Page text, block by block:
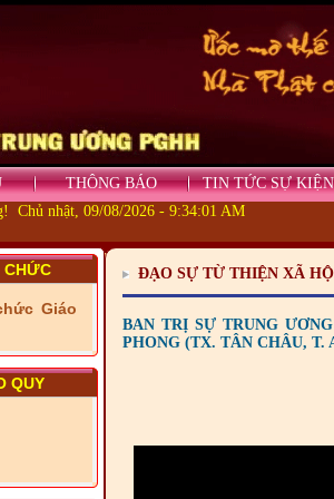
THÔNG BÁO
TIN TỨC SỰ KIỆN
Chủ nhật, 09/08/2026 - 9:34:02 AM
CHỨC
Giáo
QUY
thiện
ĐẠI
NAI
Nam
ĐẠO SỰ TỪ THIỆN XÃ
BAN TRỊ SỰ TRUNG
PHONG (TX. TÂN CHÂU, T.